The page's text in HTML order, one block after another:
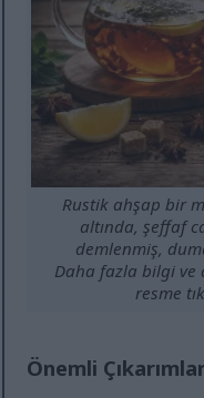
Rustik ahşap bir
altında, şeffaf
demlenmiş,
Daha fazla bilgi ve
resme
Önemli